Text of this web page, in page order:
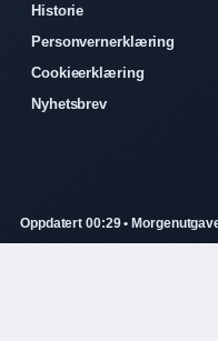
Historie
Personvernerklæring
Cookieerklæring
Nyhetsbrev
Oppdatert 00:29 •